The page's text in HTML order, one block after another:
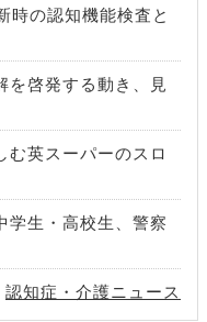
時の認知機能検査と
を啓発する動き、見
む英スーパーのスロ
学生・高校生、警察
認知症・介護ニュース